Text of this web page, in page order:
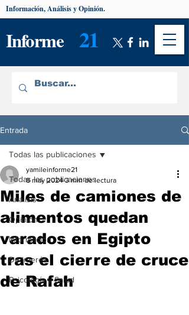
Informe 21
Información, Análisis y Opinión.
Entrada
Todas las publicaciones
Análisis
Opinión
Información
De interés
Psicología y Salud
Todas las publicaciones
Miles de camiones de
alimentos quedan
varados en Egipto
tras el cierre de cruce
de Rafah
yamileinforme21
8 may 2024 3 min de lectura